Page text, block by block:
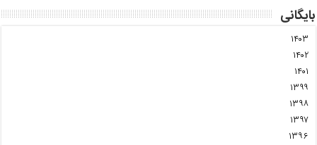
بایگانی
۱۴۰۳
۱۴۰۲
۱۴۰۱
۱۳۹۹
۱۳۹۸
۱۳۹۷
۱۳۹۶